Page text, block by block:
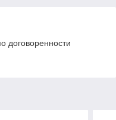
договоренности